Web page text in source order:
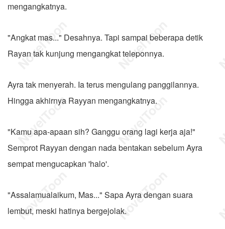
mengangkatnya.
"Angkat mas..." Desahnya. Tapi sampai beberapa detik
Rayan tak kunjung mengangkat teleponnya.
Ayra tak menyerah. Ia terus mengulang panggilannya.
Hingga akhirnya Rayyan mengangkatnya.
"Kamu apa-apaan sih? Ganggu orang lagi kerja aja!"
Semprot Rayyan dengan nada bentakan sebelum Ayra
sempat mengucapkan 'halo'.
"Assalamualaikum, Mas..." Sapa Ayra dengan suara
lembut, meski hatinya bergejolak.